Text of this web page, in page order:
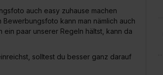
auch easy zuhause machen
Bewerbungsfoto kann man nämlich auch
ein paar unserer Regeln hältst, kann da
solltest du besser ganz darauf